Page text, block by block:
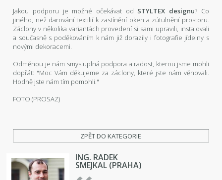
Jakou podporu je možné očekávat od STYLTEX designu? Co
jiného, než darování textilií k zastínění oken a zútulnění prostoru.
Záclony v několika variantách provedení si sami upravili, instalovali
a současně s poděkováním k nám již dorazily i fotografie jídelny s
novými dekoracemi.
Odměnou je nám smysluplná podpora a radost, kterou jsme mohli
dopřát: "Moc Vám děkujeme za záclony, které jste nám věnovali.
Hodně jste nám tím pomohli."
FOTO (PROSAZ)
ZPĚT DO KATEGORIE
ING. RADEK
SMEJKAL (PRAHA)